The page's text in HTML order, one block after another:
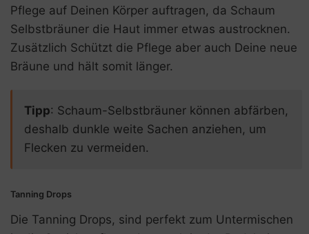
Pflege auf Deinen Körper auftragen, da Schaum
Selbstbräuner die Haut immer etwas austrocknen.
Zusätzlich Schützt die Pflege aber auch Deine neue
Bräune und hält somit länger.
Tipp: Schaum-Selbstbräuner können abfärben,
deshalb dunkle weite Sachen anziehen, um
Flecken zu vermeiden.
Tanning Drops
Die Tanning Drops, sind perfekt zum Untermischen